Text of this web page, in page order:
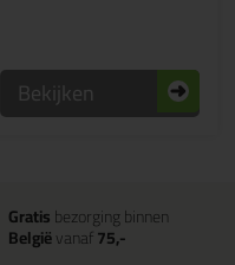
Bekijken
Gratisbezorging binnen
Belgiëvanaf75,-